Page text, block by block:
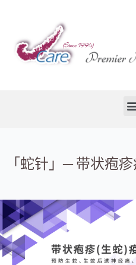
「蛇针」─ 带状疱